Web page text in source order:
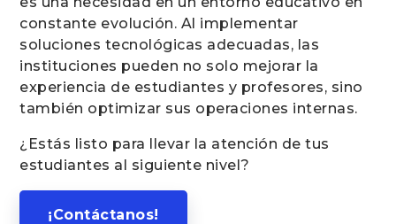
constante evolución. Al implementar
soluciones tecnológicas adecuadas, las
instituciones pueden no solo mejorar la
experiencia de estudiantes y profesores, sino
también optimizar sus operaciones internas.
¿Estás listo para llevar la atención de tus
estudiantes al siguiente nivel?
¡Contáctanos!